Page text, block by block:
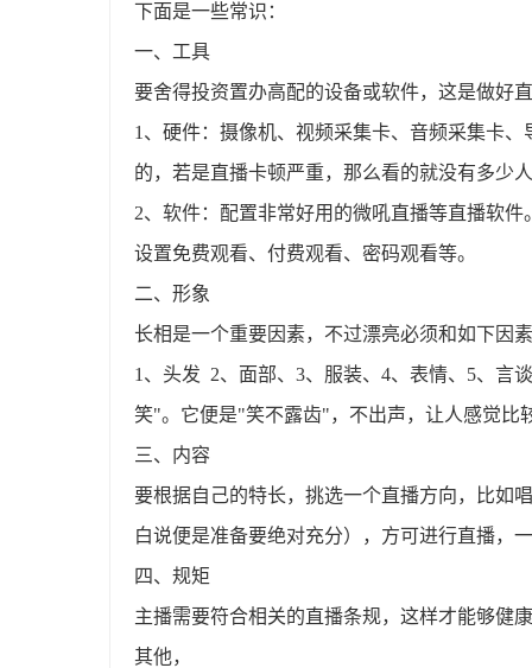
下面是一些常识：
一、工具
要舍得投资置办高配的设备或软件，这是做好
1、硬件：摄像机、视频采集卡、音频采集卡
的，若是直播卡顿严重，那么看的就没有多少
2、软件：配置非常好用的微吼直播等直播软
设置免费观看、付费观看、密码观看等。
二、形象
长相是一个重要因素，不过漂亮必须和如下因
1、头发 2、面部、3、服装、4、表情、5、言
笑"。它便是"笑不露齿"，不出声，让人感觉比
三、内容
要根据自己的特长，挑选一个直播方向，比如
白说便是准备要绝对充分），方可进行直播，
四、规矩
主播需要符合相关的直播条规，这样才能够健
其他，